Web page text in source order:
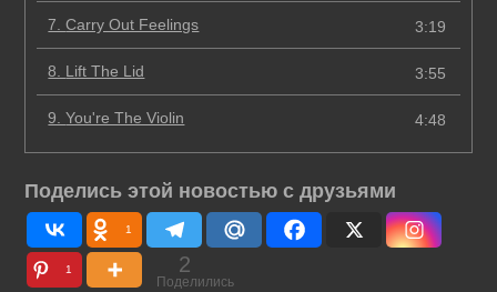
7.Carry Out Feelings 3:19
8. Lift The Lid 3:55
9.You're The Violin 4:48
Поделись этой новостью с друзьями
1
1 2
Поделились